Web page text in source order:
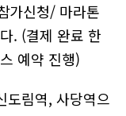
가신청/ 마라톤
. (결제 완료 한
예약 진행)
도림역, 사당역으